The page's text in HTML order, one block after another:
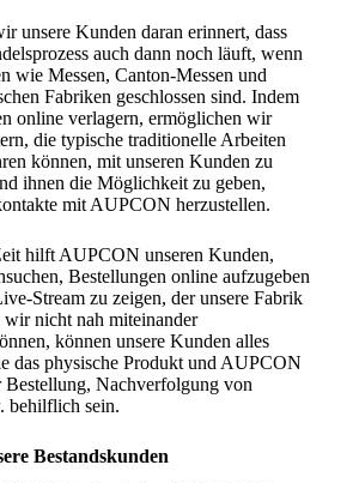
unsere Kunden daran erinnert, dass
auch dann noch läuft, wenn
wie Messen, Canton-Messen und
Fabriken geschlossen sind. Indem
online verlagern, ermöglichen wir
die typische traditionelle Arbeiten
können, mit unseren Kunden zu
ihnen die Möglichkeit zu geben,
mit AUPCON herzustellen.
hilft AUPCON unseren Kunden,
Bestellungen online aufzugeben
Stream zu zeigen, der unsere Fabrik
nicht nah miteinander
können unsere Kunden alles
das physische Produkt und AUPCON
Bestellung, Nachverfolgung von
behilflich sein.
Bestandskunden